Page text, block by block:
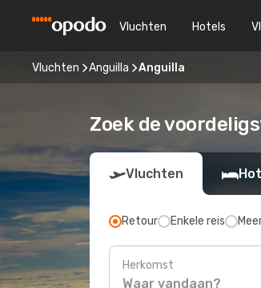
Vluchten Hotels
Vluchten Anguilla Anguilla
Zoek de
Vluchten
Retour Enkele reis
Herkomst